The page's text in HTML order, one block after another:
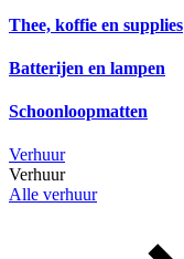
Thee, koffie en supplies
Batterijen en lampen
Schoonloopmatten
Verhuur
Verhuur
Alle verhuur